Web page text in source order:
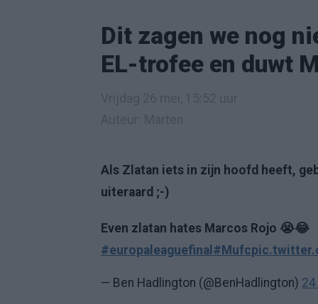
Dit zagen we nog
EL-trofee en duwt
Als Zlatan iets in zijn hoofd heeft,
uiteraard ;-)
Even zlatan hates Marcos Rojo 😭😂
#europaleaguefinal #Mufc
— Ben Hadlington (@BenHadlington)